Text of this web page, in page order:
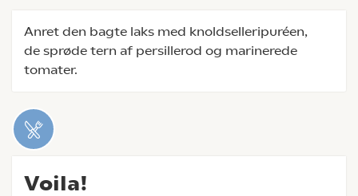
Anret den bagte laks med knoldselleripuréen,
de sprøde tern af persillerod og marinerede
tomater.
Voila!